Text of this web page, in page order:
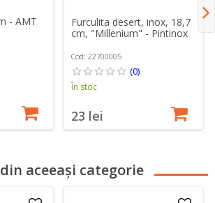
- AMT
Furculita desert, inox, 18,7
cm, "Millenium" - Pintinox
Cod: 22700005
(0)
În stoc
23 lei
aceeași categorie